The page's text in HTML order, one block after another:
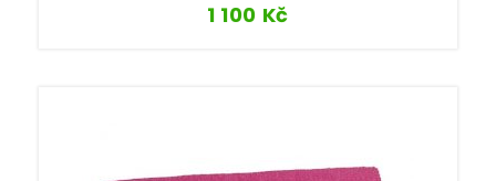
1 100 Kč